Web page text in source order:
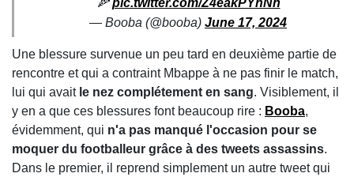
🍕pic.twitter.com/Z4eakPYhNh
— Booba (@booba) June 17, 2024
Une blessure survenue un peu tard en deuxième partie de
rencontre et qui a contraint Mbappe à ne pas finir le match,
lui qui avaitle nez complétement en sang. Visiblement, il
y en a que ces blessures font beaucoup rire : Booba,
évidemment, qui n'a pas manqué l'occasion pour se
moquer du footballeur grâce à des tweets assassins.
Dans le premier, il reprend simplement un autre tweet qui